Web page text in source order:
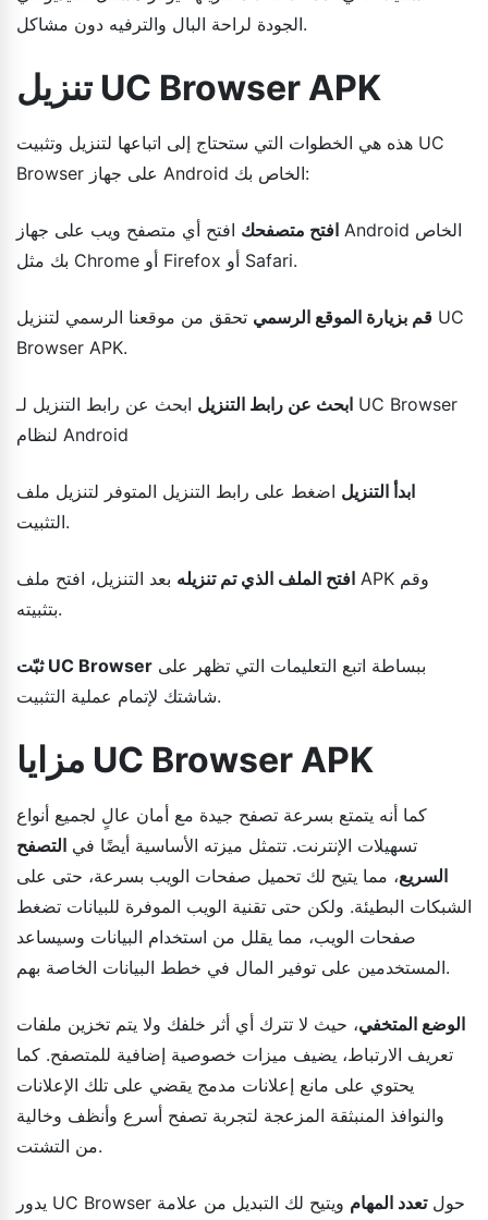
الجودة لراحة البال والترفيه دون مشاكل.
تنزيل UC Browser APK
هذه هي الخطوات التي ستحتاج إلى اتباعها لتنزيل وتثبيت UC
Browser على جهاز Android الخاص بك:
افتح متصفحك افتح أي متصفح ويب على جهاز Android الخاص
بك مثل Chrome أو Firefox أو Safari.
قم بزيارة الموقع الرسمي تحقق من موقعنا الرسمي لتنزيل UC
Browser APK.
ابحث عن رابط التنزيل ابحث عن رابط التنزيل لـ UC Browser
لنظام Android
ابدأ التنزيل اضغط على رابط التنزيل المتوفر لتنزيل ملف
التثبيت.
افتح الملف الذي تم تنزيله بعد التنزيل، افتح ملف APK وقم
بتثبيته.
ثبّت UC Browser
شاشتك لإتمام عملية التثبيت.
مزايا UC Browser APK
كما أنه يتمتع بسرعة تصفح جيدة مع أمان عالٍ لجميع أنواع
تسهيلات الإنترنت. تتمثل ميزته الأساسية أيضًا في التصفح
السريع، مما يتيح لك تحميل صفحات الويب بسرعة، حتى على
الشبكات البطيئة. ولكن حتى تقنية الويب الموفرة للبيانات تضغط
صفحات الويب، مما يقلل من استخدام البيانات وسيساعد
المستخدمين على توفير المال في خطط البيانات الخاصة بهم.
الوضع المتخفي، حيث لا تترك أي أثر خلفك ولا يتم تخزين ملفات
تعريف الارتباط، يضيف ميزات خصوصية إضافية للمتصفح. كما
يحتوي على مانع إعلانات مدمج يقضي على تلك الإعلانات
والنوافذ المنبثقة المزعجة لتجربة تصفح أسرع وأنظف وخالية
من التشتت.
يدور UC Browser حولتعدد المهام ويتيح لك التبديل من علامة